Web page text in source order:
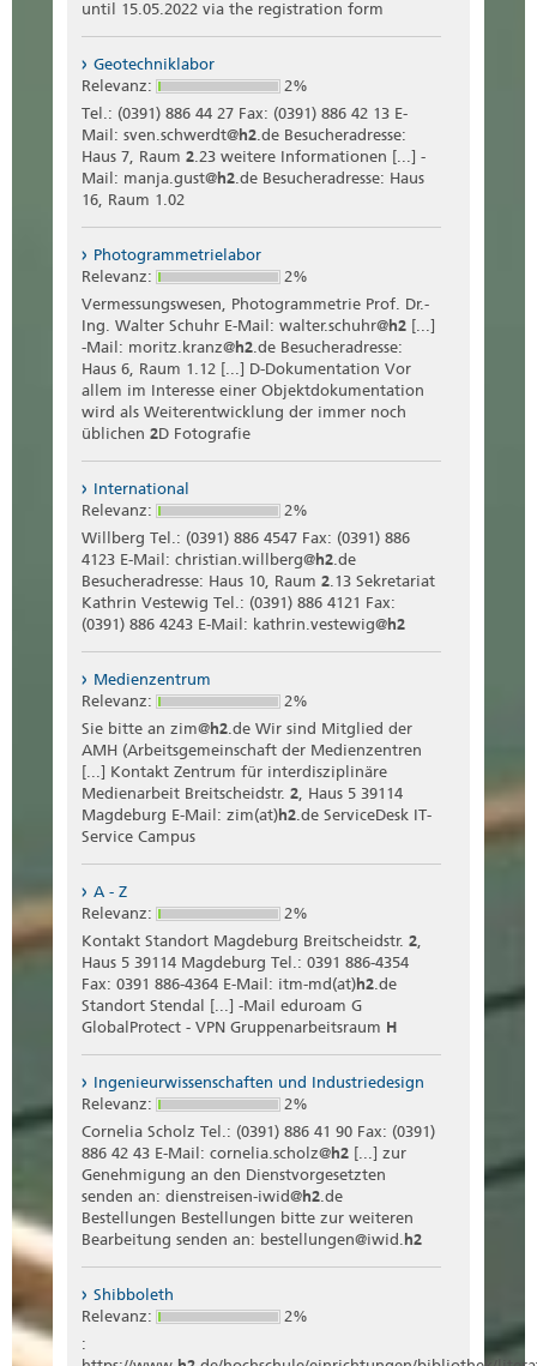
until 15.05.2022 via the registration form
Geotechniklabor
Relevanz:
2%
Tel.: (0391) 886 44 27 Fax: (0391) 886 42 13 E-
Mail: sven.schwerdt@h2.de Besucheradresse:
Haus 7, Raum 2.23 weitere Informationen [...] -
Mail: manja.gust@h2.de Besucheradresse: Haus
16, Raum 1.02
Photogrammetrielabor
Relevanz:
2%
Vermessungswesen, Photogrammetrie Prof. Dr.-
Ing. Walter Schuhr E-Mail: walter.schuhr@h2 [...]
-Mail: moritz.kranz@h2.de Besucheradresse:
Haus 6, Raum 1.12 [...] D-Dokumentation Vor
allem im Interesse einer Objektdokumentation
wird als Weiterentwicklung der immer noch
üblichen 2D Fotografie
International
Relevanz:
2%
Willberg Tel.: (0391) 886 4547 Fax: (0391) 886
4123 E-Mail: christian.willberg@h2.de
Besucheradresse: Haus 10, Raum 2.13 Sekretariat
Kathrin Vestewig Tel.: (0391) 886 4121 Fax:
(0391) 886 4243 E-Mail: kathrin.vestewig@h2
Medienzentrum
Relevanz:
2%
Sie bitte an zim@h2.de Wir sind Mitglied der
AMH (Arbeitsgemeinschaft der Medienzentren
[...] Kontakt Zentrum für interdisziplinäre
Medienarbeit Breitscheidstr. 2, Haus 5 39114
Magdeburg E-Mail: zim(at)h2.de ServiceDesk IT-
Service Campus
A - Z
Relevanz:
2%
Kontakt Standort Magdeburg Breitscheidstr. 2,
Haus 5 39114 Magdeburg Tel.: 0391 886-4354
Fax: 0391 886-4364 E-Mail: itm-md(at)h2.de
Standort Stendal [...] -Mail eduroam G
GlobalProtect - VPN Gruppenarbeitsraum H
Ingenieurwissenschaften und Industriedesign
Relevanz:
2%
Cornelia Scholz Tel.: (0391) 886 41 90 Fax: (0391)
886 42 43 E-Mail: cornelia.scholz@h2 [...] zur
Genehmigung an den Dienstvorgesetzten
senden an: dienstreisen-iwid@h2.de
Bestellungen Bestellungen bitte zur weiteren
Bearbeitung senden an: bestellungen@iwid. h2
Shibboleth
Relevanz:
2%
: